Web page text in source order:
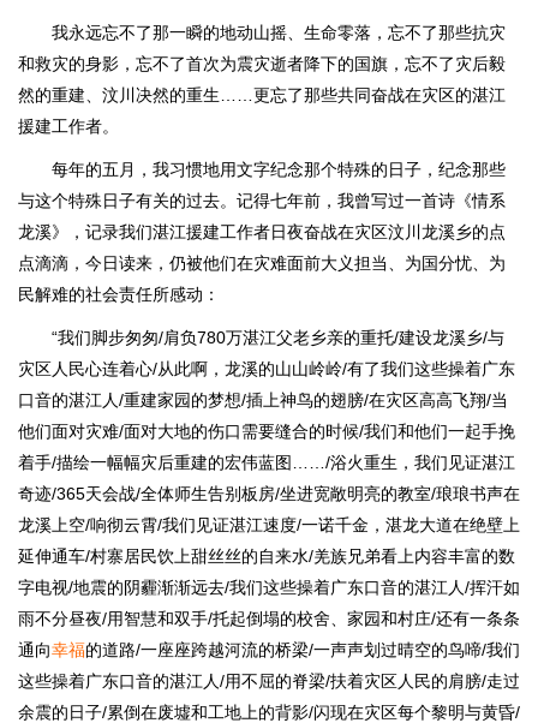
我永远忘不了那一瞬的地动山摇、生命零落，忘不了那些抗灾
和救灾的身影，忘不了首次为震灾逝者降下的国旗，忘不了灾后毅
然的重建、汶川决然的重生……更忘了那些共同奋战在灾区的湛江
援建工作者。
每年的五月，我习惯地用文字纪念那个特殊的日子，纪念那些
与这个特殊日子有关的过去。记得七年前，我曾写过一首诗《情系
龙溪》，记录我们湛江援建工作者日夜奋战在灾区汶川龙溪乡的点
点滴滴，今日读来，仍被他们在灾难面前大义担当、为国分忧、为
民解难的社会责任所感动：
“我们脚步匆匆/肩负780万湛江父老乡亲的重托/建设龙溪乡/与
灾区人民心连着心/从此啊，龙溪的山山岭岭/有了我们这些操着广东
口音的湛江人/重建家园的梦想/插上神鸟的翅膀/在灾区高高飞翔/当
他们面对灾难/面对大地的伤口需要缝合的时候/我们和他们一起手挽
着手/描绘一幅幅灾后重建的宏伟蓝图……/浴火重生，我们见证湛江
奇迹/365天会战/全体师生告别板房/坐进宽敞明亮的教室/琅琅书声在
龙溪上空/响彻云霄/我们见证湛江速度/一诺千金，湛龙大道在绝壁上
延伸通车/村寨居民饮上甜丝丝的自来水/羌族兄弟看上内容丰富的数
字电视/地震的阴霾渐渐远去/我们这些操着广东口音的湛江人/挥汗如
雨不分昼夜/用智慧和双手/托起倒塌的校舍、家园和村庄/还有一条条
通向幸福的道路/一座座跨越河流的桥梁/一声声划过晴空的鸟啼/我们
这些操着广东口音的湛江人/用不屈的脊梁/扶着灾区人民的肩膀/走过
余震的日子/累倒在废墟和工地上的背影/闪现在灾区每个黎明与黄昏/